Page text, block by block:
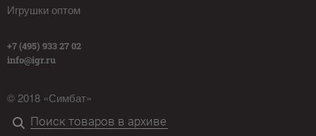
Игрушки оптом
+7 (495) 933 27 02
info@igr.ru
© 2018 «Симбат»